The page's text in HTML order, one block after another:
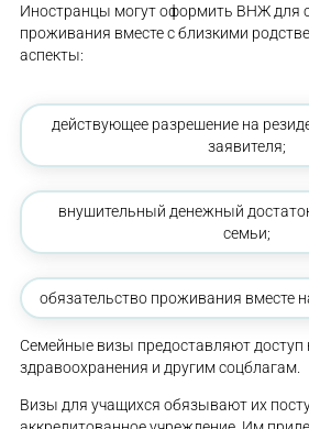
Иностранцы могут оформить ВНЖ для
проживания вместе с близкими
аспекты:
действующее разрешение на
заявителя;
внушительный денежный
семьи;
обязательство проживания вместе
Семейные визы предоставляют доступ
здравоохранения и другим соцблагам.
Визы для учащихся обязывают их